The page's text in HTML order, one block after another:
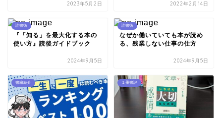
2023年5月2日 2022年2月14日
読書術
『「知る」を最大化する本の
使い方』読後ガイドブック
2024年9月5日
読書術
なぜか働いていても本が読め
る、残業しない仕事の仕方
2024年9月5日
書籍紹介 １冊書評